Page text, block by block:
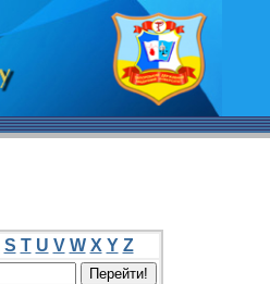
S T U V W X Y Z